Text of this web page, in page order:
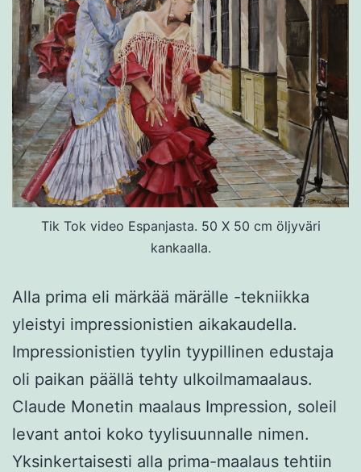
Tik Tok video Espanjasta. 50 X 50 cm öljyväri
kankaalla.
Alla prima eli märkää märälle -tekniikka
yleistyi impressionistien aikakaudella.
Impressionistien tyylin tyypillinen edustaja
oli paikan päällä tehty ulkoilmamaalaus.
Claude Monetin maalaus Impression, soleil
levant antoi koko tyylisuunnalle nimen.
Yksinkertaisesti alla prima-maalaus tehtiin